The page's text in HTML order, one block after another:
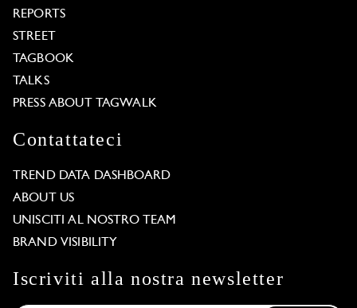
REPORTS
STREET
TAGBOOK
TALKS
PRESS ABOUT TAGWALK
Contattateci
TREND DATA DASHBOARD
ABOUT US
UNISCITI AL NOSTRO TEAM
BRAND VISIBILITY
Iscriviti alla nostra newsletter